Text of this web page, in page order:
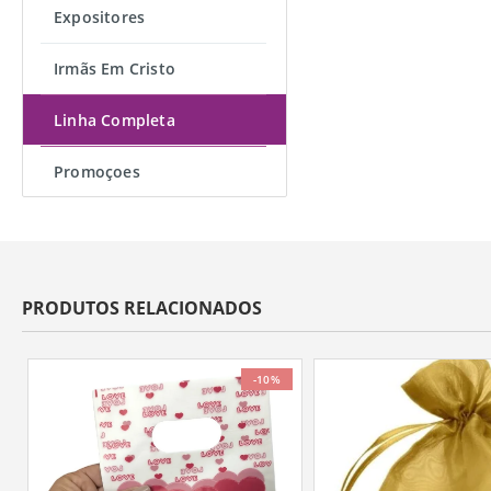
Expositores
Irmãs Em Cristo
Linha Completa
Promoçoes
PRODUTOS RELACIONADOS
-10%